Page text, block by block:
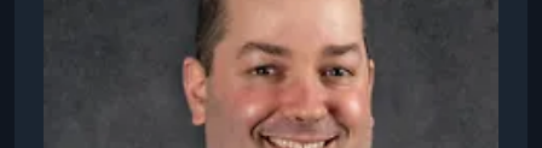
решения задач и регулярные домашние
задания с обратной связью от преподават